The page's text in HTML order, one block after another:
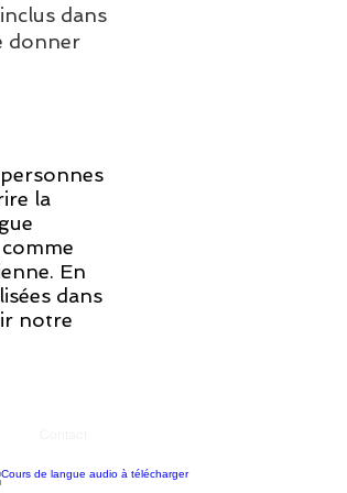
dans
donner
la
En
dans
notre